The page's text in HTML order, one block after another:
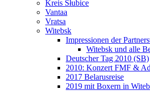
Kreis Słubice
Vantaa
Vratsa
Witebsk
Impressionen der
Witebsk und alle
Deutscher Tag 2010 (SB)
2010: Konzert FMF &
2017 Belarusreise
2019 mit Boxern in